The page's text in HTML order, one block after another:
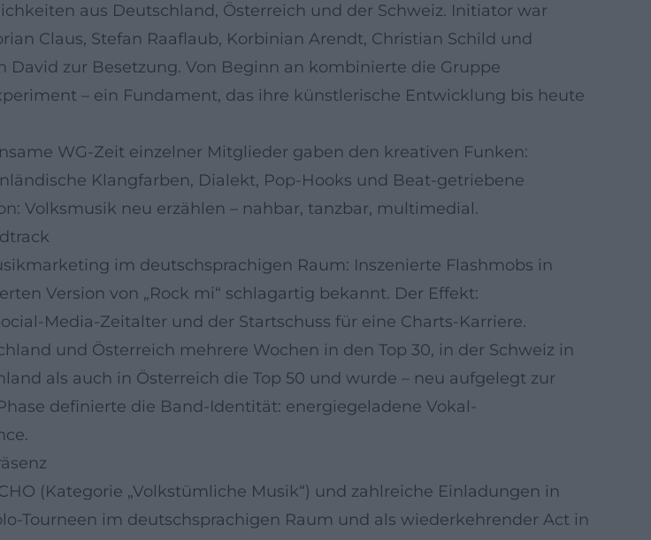
aus Deutschland, Österreich und der Schweiz. Initiator war
Claus, Stefan Raaflaub, Korbinian Arendt, Christian Schild und
zur Besetzung. Von Beginn an kombinierte die Gruppe
– ein Fundament, das ihre künstlerische Entwicklung bis heute
WG-Zeit einzelner Mitglieder gaben den kreativen Funken:
Klangfarben, Dialekt, Pop-Hooks und Beat-getriebene
Volksmusik neu erzählen – nahbar, tanzbar, multimedial.
im deutschsprachigen Raum: Inszenierte Flashmobs in
Version von „Rock mi“ schlagartig bekannt. Der Effekt:
Media-Zeitalter und der Startschuss für eine Charts-Karriere.
und Österreich mehrere Wochen in den Top 30, in der Schweiz in
als auch in Österreich die Top 50 und wurde – neu aufgelegt zur
definierte die Band-Identität: energiegeladene Vokal-
(Kategorie „Volkstümliche Musik“) und zahlreiche Einladungen in
Tourneen im deutschsprachigen Raum und als wiederkehrender Act in